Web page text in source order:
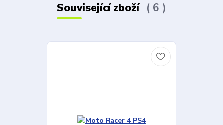
Související zboží 6